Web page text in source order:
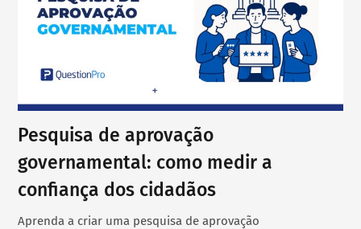
Pesquisa de aprovação
governamental: como medir a
confiança dos cidadãos
Aprenda a criar uma pesquisa de aprovação